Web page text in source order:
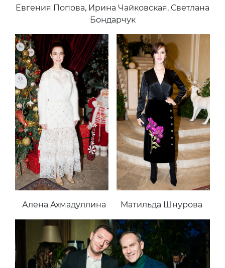
Евгения Попова, Ирина Чайковская, Светлана
Бондарчук
Алена Ахмадуллина Матильда Шнурова